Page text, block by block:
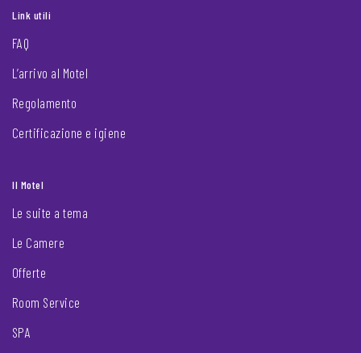
Link utili
FAQ
L’arrivo al Motel
Regolamento
Certificazione e igiene
Il Motel
Le suite a tema
Le Camere
Offerte
Room Service
SPA